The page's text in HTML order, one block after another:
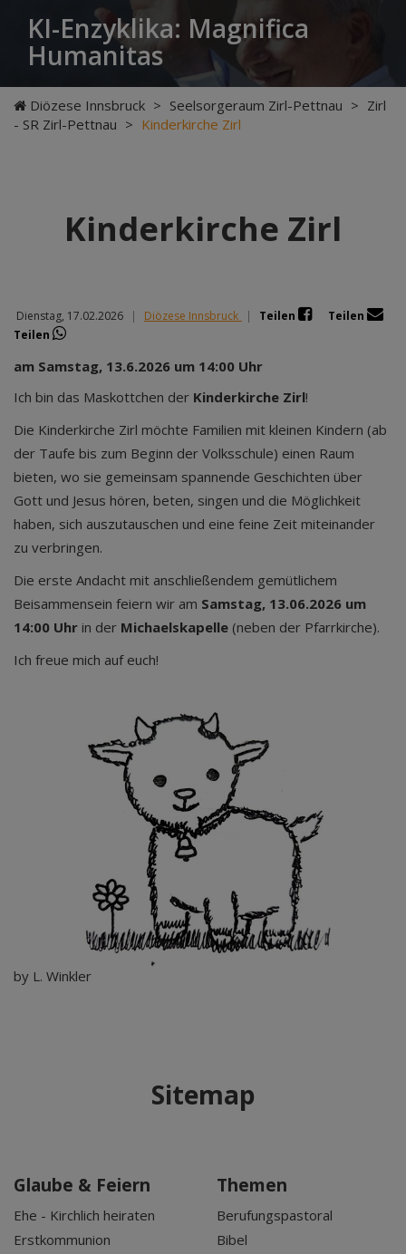
KI-Enzyklika: Magnifica
Humanitas
Diözese Innsbruck > Seelsorgeraum Zirl-Pettnau > Zirl
- SR Zirl-Pettnau > Kinderkirche Zirl
Kinderkirche Zirl
Dienstag, 17.02.2026 | Diözese Innsbruck | Teilen
Teilen
Teilen
am Samstag, 13.6.2026 um 14:00 Uhr
Ich bin das Maskottchen der Kinderkirche Zirl!
Die Kinderkirche Zirl möchte Familien mit kleinen Kindern (ab
der Taufe bis zum Beginn der Volksschule) einen Raum
bieten, wo sie gemeinsam spannende Geschichten über
Gott und Jesus hören, beten, singen und die Möglichkeit
haben, sich auszutauschen und eine feine Zeit miteinander
zu verbringen.
Die erste Andacht mit anschließendem gemütlichem
Beisammensein feiern wir am Samstag, 13.06.2026 um
14:00 Uhr in der Michaelskapelle (neben der Pfarrkirche).
Ich freue mich auf euch!
by L. Winkler
Sitemap
Glaube & Feiern
Ehe - Kirchlich heiraten
Erstkommunion
Themen
Berufungspastoral
Bibel